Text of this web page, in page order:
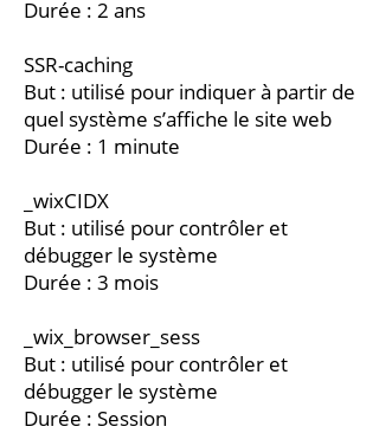
Durée : 2 ans
SSR-caching
But : utilisé pour indiquer à partir de
quel système s’affiche le site web
Durée : 1 minute
_wixCIDX
But : utilisé pour contrôler et
débugger le système
Durée : 3 mois
_wix_browser_sess
But : utilisé pour contrôler et
débugger le système
Durée : Session